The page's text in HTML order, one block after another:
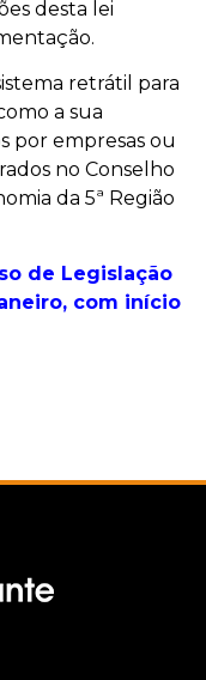
desta lei
retrátil para
a sua
por empresas ou
no Conselho
da 5ª Região
de Legislação
com início